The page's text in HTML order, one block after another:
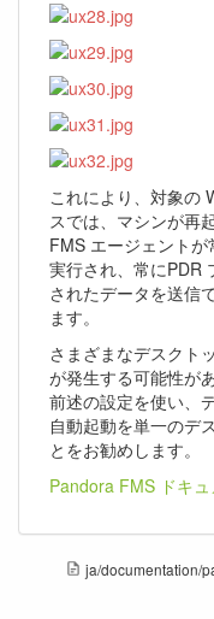
これにより、対象の
スでは、マシンが再
FMS エージェント
実行され、常にPDR
されたデータを送信
ます。
さまざまなデスクト
が発生する可能性が
前述の設定を使い、
自動起動を単一のデ
とをお勧めします。
Pandora FMS ドキ
ja/documentation/